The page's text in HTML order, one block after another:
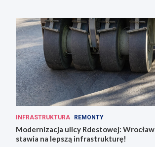
INFRASTRUKTURA REMONTY
Modernizacja ulicy Rdestowej: Wrocław
stawia na lepszą infrastrukturę!